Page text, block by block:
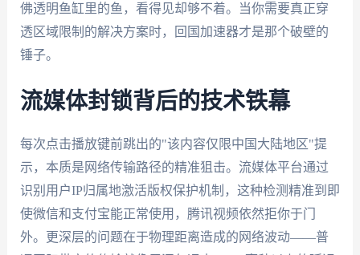
佛透明鱼缸里的鱼，看得见却够不着。当你需要真正穿
透区域限制的解决方案时，回国加速器才是那个破壁的
锤子。
流媒体封锁背后的技术铁幕
每次点击播放键前跳出的"该内容仅限中国大陆地区"提
示，本质是网络传输路径的精准狙击。流媒体平台通过
识别用户IP归属地激活版权保护机制，这种检测精准到即
使微信和支付宝能正常使用，腾讯视频依然拒你于门
外。更深层的问题在于物理距离造成的网络波动——普